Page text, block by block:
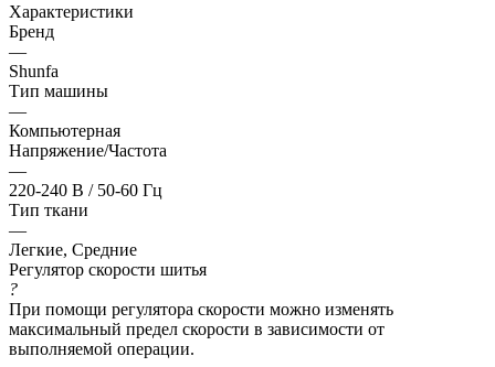
Характеристики
Бренд
—
Shunfa
Тип машины
—
Компьютерная
Напряжение/Частота
—
220-240 В / 50-60 Гц
Тип ткани
—
Легкие, Средние
Регулятор скорости шитья
?
При помощи регулятора скорости можно изменять
максимальный предел скорости в зависимости от
выполняемой операции.